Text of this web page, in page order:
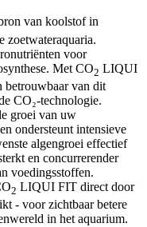
van koolstof in
zoetwateraquaria.
voor
Met CO2 LIQUI
betrouwbaar van dit
CO₂-technologie.
groei van uw
ondersteunt intensieve
algengroei effectief
en concurrerender
voedingsstoffen.
2 LIQUI FIT direct door
- voor zichtbaar betere
in het aquarium.